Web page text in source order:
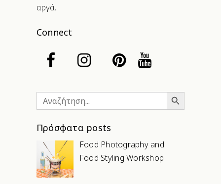
αργά.
Connect
Search
for:
Search Button
Πρόσφατα posts
Food Photography and
Food Styling Workshop